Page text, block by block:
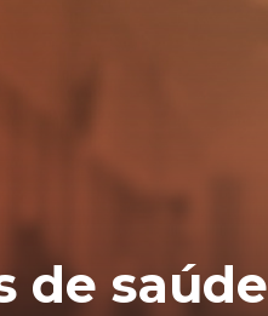
de saúde